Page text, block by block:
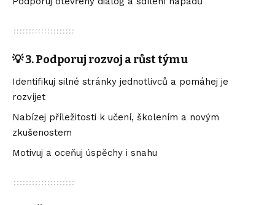
💡 3. Podporuj rozvoj a růst týmu
Identifikuj silné stránky jednotlivců a pomáhej je
rozvíjet
Nabízej příležitosti k učení, školením a novým
zkušenostem
Motivuj a oceňuj úspěchy i snahu